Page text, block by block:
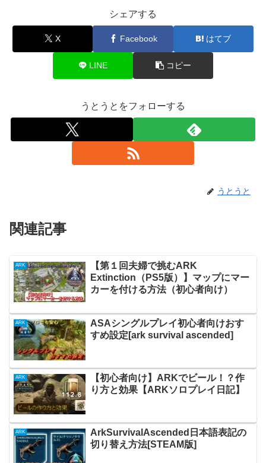
シェアする
X Facebook はてブ
LINE コピー
うとうとをフォローする
うとうと
関連記事
ARK
【第１回夫婦で挑むARK
Extinction（PS5版）】マップにマー
カーを付ける方法（初心者向け）
ARK
ASAシングルプレイ初心者向けおす
すめ設定[ark survival ascended]
ARK
【初心者向け】ARKでビール！？作
り方と効果【ARKソロプレイ日記】
ARK
ArkSurvivalAscended日本語表記の
切り替え方法[STEAM版]